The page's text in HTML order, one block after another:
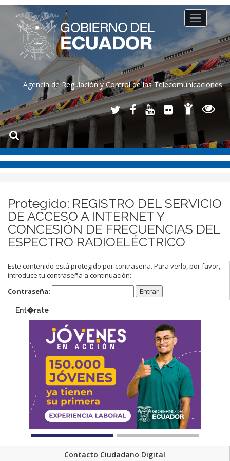
Agencia de Regulación y Control de las Telecomunicaciones
Toggle
navigation
Protegido: REGISTRO DEL SERVICIO
DE ACCESO A INTERNET Y
CONCESIÓN DE FRECUENCIAS DEL
ESPECTRO RADIOELÉCTRICO
Este contenido está protegido por contraseña. Para verlo, por favor,
introduce tu contraseña a continuación:
Contraseña:
Ent�rate
Contacto Ciudadano Digital